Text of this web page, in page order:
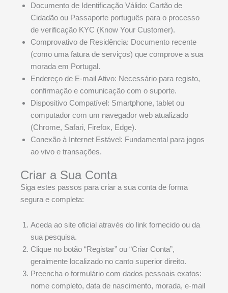
Documento de Identificação Válido: Cartão de
Cidadão ou Passaporte português para o processo
de verificação KYC (Know Your Customer).
Comprovativo de Residência: Documento recente
(como uma fatura de serviços) que comprove a sua
morada em Portugal.
Endereço de E-mail Ativo: Necessário para registo,
confirmação e comunicação com o suporte.
Dispositivo Compatível: Smartphone, tablet ou
computador com um navegador web atualizado
(Chrome, Safari, Firefox, Edge).
Conexão à Internet Estável: Fundamental para jogos
ao vivo e transações.
Criar a Sua Conta
Siga estes passos para criar a sua conta de forma
segura e completa:
Aceda ao site oficial através do link fornecido ou da
sua pesquisa.
Clique no botão “Registar” ou “Criar Conta”,
geralmente localizado no canto superior direito.
Preencha o formulário com dados pessoais exatos:
nome completo, data de nascimento, morada, e-mail